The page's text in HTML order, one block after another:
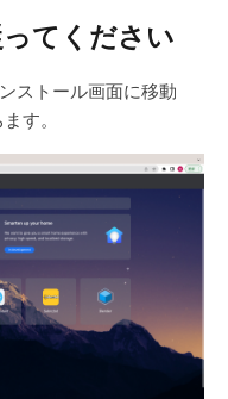
てください
ストール画面に移動
す。